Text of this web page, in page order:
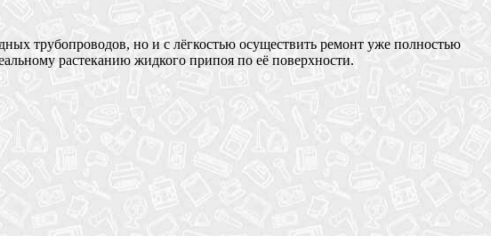
трубопроводов, но и с лёгкостью осуществить ремонт уже полностью
растеканию жидкого припоя по её поверхности.